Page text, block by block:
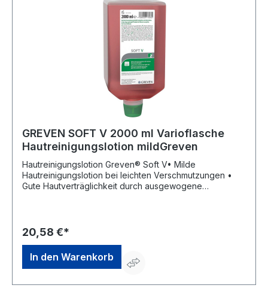
GREVEN SOFT V 2000 ml Varioflasche
Hautreinigungslotion mildGreven
Hautreinigungslotion Greven® Soft V• Milde
Hautreinigungslotion bei leichten Verschmutzungen •
Gute Hautverträglichkeit durch ausgewogene
angepasst • Seifenfrei • Parfümiert •
Hautreinigungslotion für leichte Verschmutzungen, z. B.
in Büro und VerwaltungHersteller: Peter Greven
Physioderm GmbH, Procter & Gamble Str.26, 53881
Euskirchen, DE, +492251776170, info@pgp-
hautschutz.de
20,58 €*
In den Warenkorb